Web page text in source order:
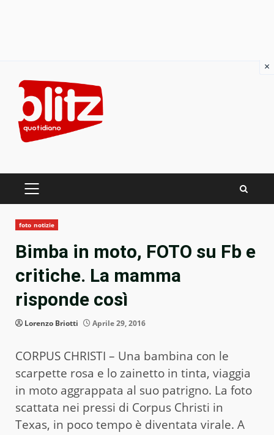
content
PRIMARY
foto notizie
Bimba in moto, FOTO su Fb e
critiche. La mamma
risponde così
Lorenzo Briotti Aprile 29, 2016
CORPUS CHRISTI – Una bambina con le
scarpette rosa e lo zainetto in tinta, viaggia
in moto aggrappata al suo patrigno. La foto
scattata nei pressi di Corpus Christi in
Texas, in poco tempo è diventata virale. A
×